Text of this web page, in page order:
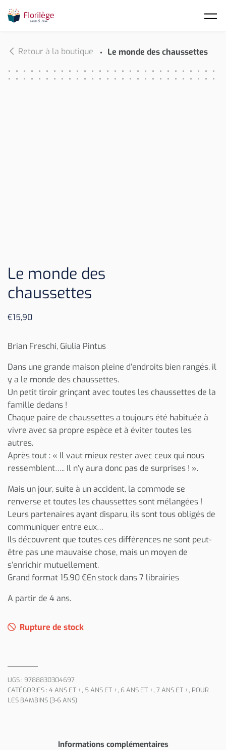
Retour à la boutique Le monde des chaussettes
Le monde des
chaussettes
€15,90
Brian Freschi, Giulia Pintus
Dans une grande maison pleine d’endroits bien rangés, il
y a le monde des chaussettes.
Un petit tiroir grinçant avec toutes les chaussettes de la
famille dedans !
Chaque paire de chaussettes a toujours été habituée à
vivre avec sa propre espèce et à éviter toutes les
autres.
Après tout : « Il vaut mieux rester avec ceux qui nous
ressemblent….. Il n’y aura donc pas de surprises ! ».
Mais un jour, suite à un accident, la commode se
renverse et toutes les chaussettes sont mélangées !
Leurs partenaires ayant disparu, ils sont tous obligés de
communiquer entre eux…
Ils découvrent que toutes ces différences ne sont peut-
être pas une mauvaise chose, mais un moyen de
s’enrichir mutuellement.
Grand format 15.90 €En stock dans 7 librairies
A partir de 4 ans.
Rupture de stock
UGS : 9788830304697
CATÉGORIES : 4 ANS ET +, 5 ANS ET +, 6 ANS ET +, 7 ANS ET +, POUR
LES BAMBINS (3-6 ANS)
Informations complémentaires